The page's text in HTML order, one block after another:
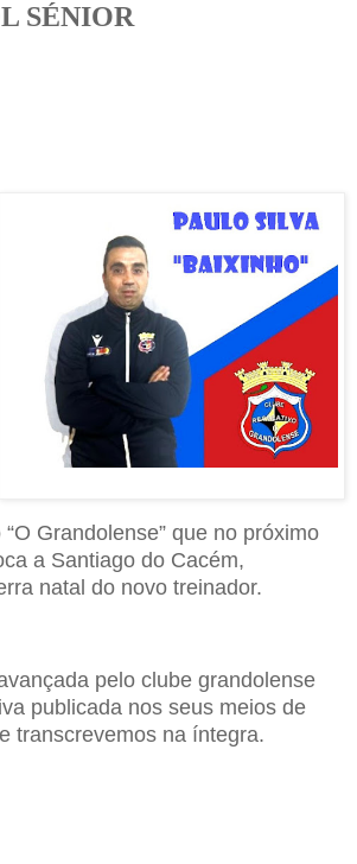
SÉNIOR
Grandolense” que no próximo
a Santiago do Cacém,
natal do novo treinador.
pelo clube grandolense
publicada nos seus meios de
transcrevemos na íntegra.